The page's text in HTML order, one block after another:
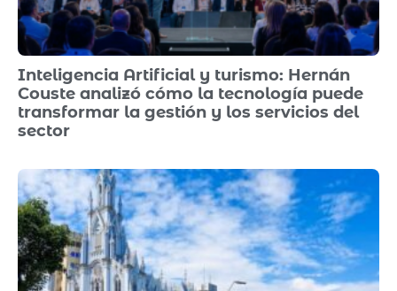
Inteligencia Artificial y turismo: Hernán
Couste analizó cómo la tecnología puede
transformar la gestión y los servicios del
sector